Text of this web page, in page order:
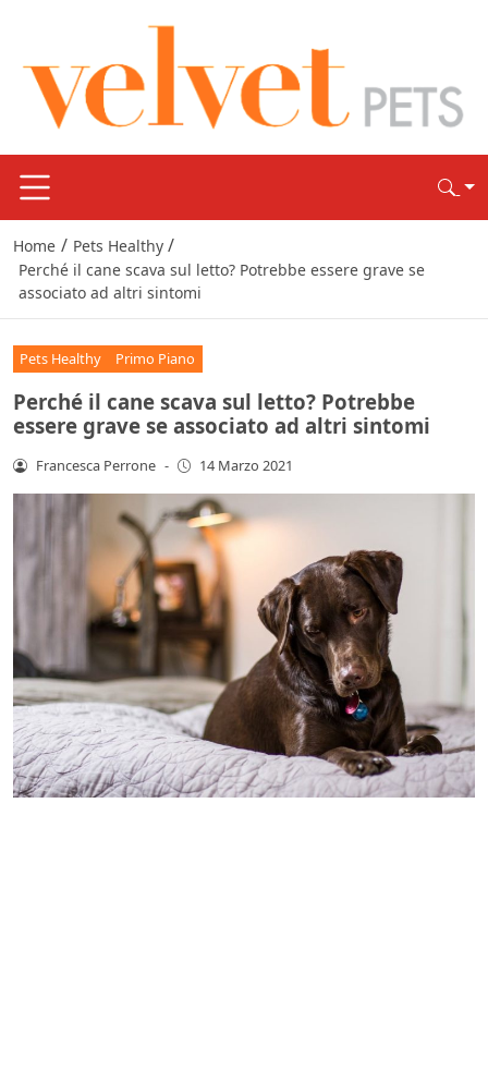
Home / Pets Healthy /
Perché il cane scava sul letto? Potrebbe essere grave se
associato ad altri sintomi
Pets Healthy Primo Piano
Perché il cane scava sul letto? Potrebbe
essere grave se associato ad altri sintomi
Francesca Perrone - 14 Marzo 2021